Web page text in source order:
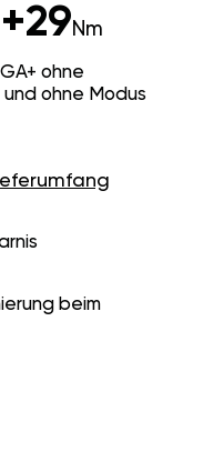
+29Nm
ohne
ohne Modus
beim